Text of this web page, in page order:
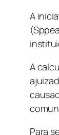
A
A
Para